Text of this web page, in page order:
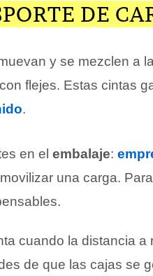
DE
y se mezclen a
flejes. Estas cintas
.
en el embalaje:
una carga.
cuando la distancia a
de que las cajas se